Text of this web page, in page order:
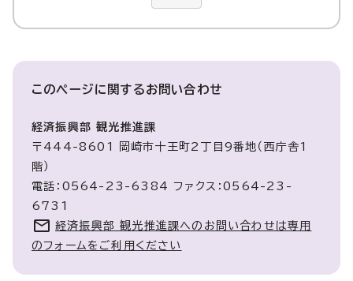
このページに関するお問い合わせ
経済振興部 観光推進課
〒444-8601 岡崎市十王町2丁目9番地（西庁舎1
階）
電話：0564-23-6384 ファクス：0564-23-
6731
経済振興部 観光推進課へのお問い合わせは専用
のフォームをご利用ください